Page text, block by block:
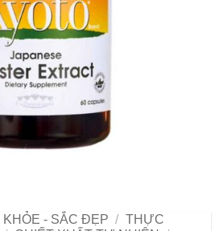
- SẮC ĐẸP / THỰC